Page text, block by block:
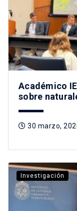
Académico
sobre
30 marzo,
Investigación